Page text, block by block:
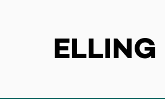
ELLING